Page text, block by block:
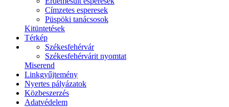
Címzetes esperesek
Püspöki tanácsosok
Kitüntetések
Térkép
Székesfehérvár
Székesfehérvárit nyomtat
Miserend
Linkgyűjtemény
Nyertes pályázatok
Közbeszerzés
Adatvédelem